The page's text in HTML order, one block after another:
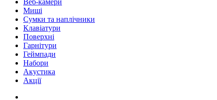
Веб-камери
Миші
Сумки та наплічники
Клавіатури
Поверхні
Гарнітури
Геймпади
Набори
Акустика
Акції